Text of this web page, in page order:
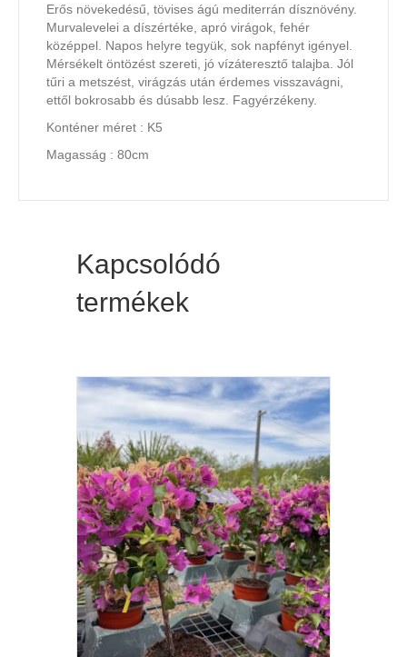
Erős növekedésű, tövises ágú mediterrán dísznövény.
Murvalevelei a díszértéke, apró virágok, fehér
középpel. Napos helyre tegyük, sok napfényt igényel.
Mérsékelt öntözést szereti, jó vízáteresztő talajba. Jól
tűri a metszést, virágzás után érdemes visszavágni,
ettől bokrosabb és dúsabb lesz. Fagyérzékeny.
Konténer méret : K5
Magasság : 80cm
Kapcsolódó
termékek